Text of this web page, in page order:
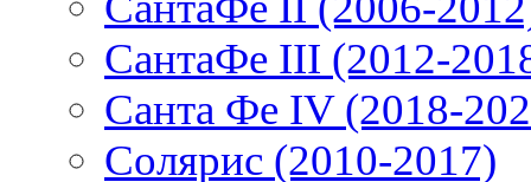
СантаФе III (2012-
Санта Фе IV (2018-
Солярис (2010-2017)